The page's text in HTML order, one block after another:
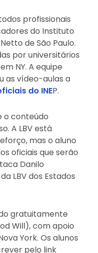
profissionais
do Instituto
de São Paulo.
por universitários
NY. A equipe
as vídeo-aulas a
do INEP.
o conteúdo
A LBV está
mas o aluno
oficiais que serão
Danilo
LBV dos Estados
gratuitamente
Will), com apoio
York. Os alunos
pelo link